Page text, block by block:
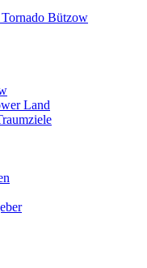
Bützow
Land